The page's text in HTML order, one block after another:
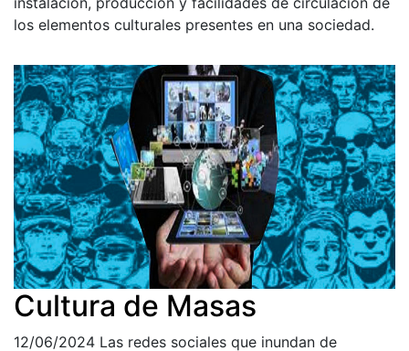
los elementos culturales presentes en una sociedad.
Cultura de Masas
12/06/2024 Las redes sociales que inundan de